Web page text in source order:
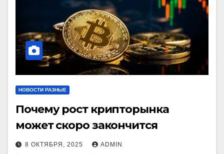
НОВОСТИ РАЗНЫЕ
Почему рост крипторынка
может скоро закончится
8 ОКТЯБРЯ, 2025 ADMIN